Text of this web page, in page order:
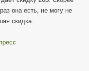
она есть, не могу не
скидка.